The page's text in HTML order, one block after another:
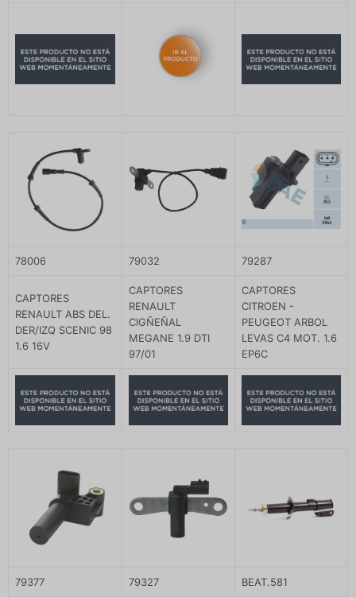
78006 79032 79287
CAPTORES
RENAULT ABS DEL.
DER/IZQ SCENIC 98
1.6 16V
CAPTORES
RENAULT
CIGÑEÑAL
MEGANE 1.9 DTI
97/01
CAPTORES
CITROEN -
PEUGEOT ARBOL
LEVAS C4 MOT. 1.6
EP6C
79377 79327 BEAT.581